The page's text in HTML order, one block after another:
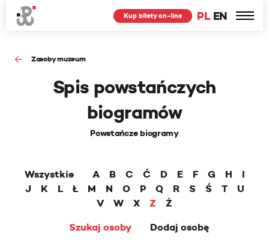
PL EN
Kup bilety on-line
Zasoby muzeum
Spis powstańczych
biogramów
Powstańcze biogramy
Wszystkie A B C Ć D E F G H
I
J
K L Ł M N O P Q R S Ś T
U
V
W X Z
Ż
Szukaj osoby
Dodaj osobę